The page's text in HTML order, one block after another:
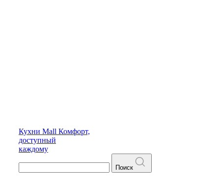
Кухни Mall Комфорт,
доступный
каждому
Поиск